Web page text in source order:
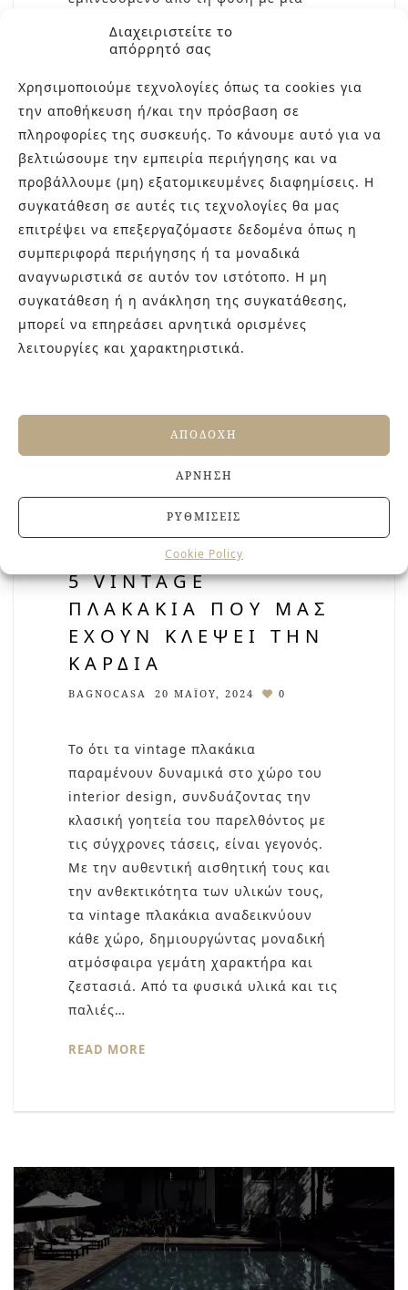
Διαχειριστείτε το
απόρρητό σας
Χρησιμοποιούμε τεχνολογίες όπως τα cookies για
την αποθήκευση ή/και την πρόσβαση σε
πληροφορίες της συσκευής. Το κάνουμε αυτό για να
βελτιώσουμε την εμπειρία περιήγησης και να
προβάλλουμε (μη) εξατομικευμένες διαφημίσεις. Η
συγκατάθεση σε αυτές τις τεχνολογίες θα μας
επιτρέψει να επεξεργαζόμαστε δεδομένα όπως η
συμπεριφορά περιήγησης ή τα μοναδικά
αναγνωριστικά σε αυτόν τον ιστότοπο. Η μη
συγκατάθεση ή η ανάκληση της συγκατάθεσης,
μπορεί να επηρεάσει αρνητικά ορισμένες
λειτουργίες και χαρακτηριστικά.
ΑΠΟΔΟΧΉ
ΆΡΝΗΣΗ
ΡΥΘΜΊΣΕΙΣ
Cookie Policy
εκλεπτυσμένη αστική και βιομηχανική
πινελιά. Κάθε κομμάτι περιέχει τις
ποικίλων εντάσεων και λεπτομερειών,
…
READ MORE
5 VINTAGE
ΠΛΑΚΆΚΙΑ ΠΟΥ ΜΑΣ
ΈΧΟΥΝ ΚΛΈΨΕΙ ΤΗΝ
ΚΑΡΔΙΆ
BAGNOCASA 20 ΜΑΪ́ΟΥ, 2024 0
Το ότι τα vintage πλακάκια
παραμένουν δυναμικά στο χώρο του
interior design, συνδυάζοντας την
κλασική γοητεία του παρελθόντος με
τις σύγχρονες τάσεις, είναι γεγονός.
Με την αυθεντική αισθητική τους και
την ανθεκτικότητα των υλικών τους,
τα vintage πλακάκια αναδεικνύουν
κάθε χώρο, δημιουργώντας μοναδική
ατμόσφαιρα γεμάτη χαρακτήρα και
ζεστασιά. Από τα φυσικά υλικά και τις
παλιές…
READ MORE